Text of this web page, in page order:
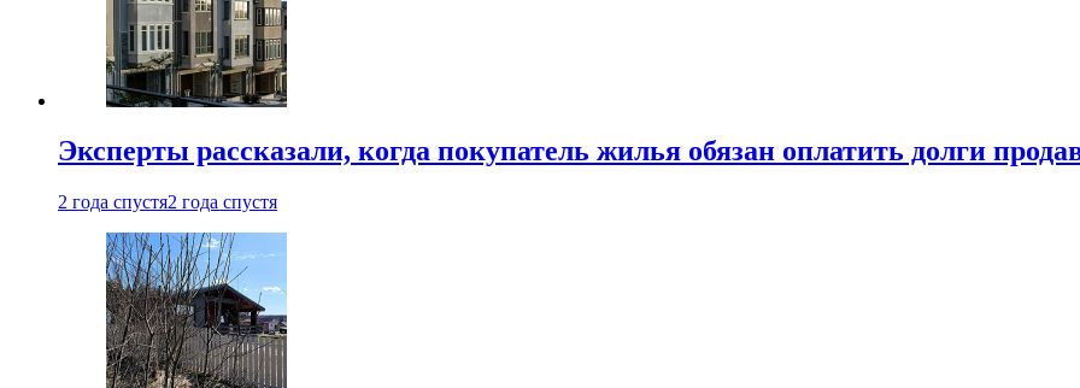
Эксперты рассказали, когда покупатель жилья обязан оплатить долги
2 года спустя2 года спустя